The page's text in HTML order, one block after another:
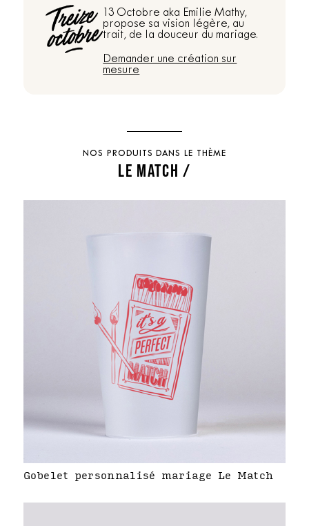
13 Octobre aka Emilie Mathy,
propose sa vision légère, au
trait, de la douceur du mariage.
Demander une création sur
mesure
NOS PRODUITS DANS LE THÈME
LE MATCH /
Gobelet personnalisé mariage Le Match